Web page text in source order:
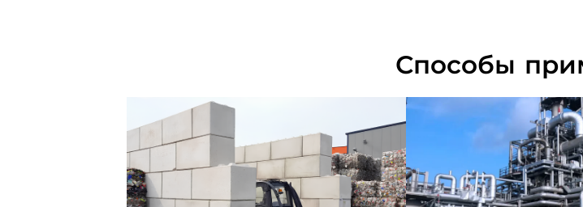
Способы